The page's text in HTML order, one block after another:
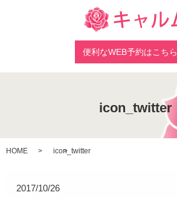
便利なWEB予約はこちら
icon_twitter
HOME icon_twitter
2017/10/26